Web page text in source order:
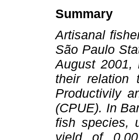
Summary
Artisanal
São Paulo
August
their relation
Productivily
(CPUE). In
fish species,
yield of